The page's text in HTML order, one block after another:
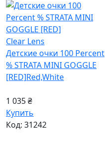
Clear Lens
Детские очки 100 Percent
% STRATA MINI GOGGLE
[RED]Red,White
1 035 ₴
Купить
Код: 31242